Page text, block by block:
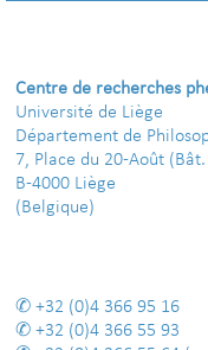
Centre de recherches
Université de Liège
Département de
7, Place du 20-Août (Bât.
B-4000 Liège
(Belgique)
+32 (0)4 366 95 16
+32 (0)4 366 55 93